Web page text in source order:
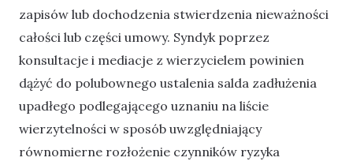
zapisów lub dochodzenia stwierdzenia nieważności
całości lub części umowy. Syndyk poprzez
konsultacje i mediacje z wierzycielem powinien
dążyć do polubownego ustalenia salda zadłużenia
upadłego podlegającego uznaniu na liście
wierzytelności w sposób uwzględniający
równomierne rozłożenie czynników ryzyka